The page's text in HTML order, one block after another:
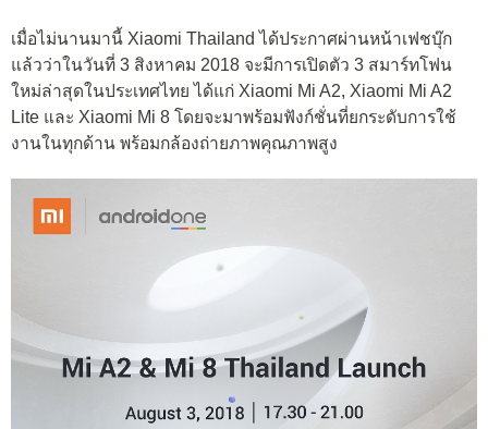
เมื่อไม่นานมานี้ Xiaomi Thailand ได้ประกาศผ่านหน้าเฟชบุ๊ก
แล้วว่าในวันที่ 3 สิงหาคม 2018 จะมีการเปิดตัว 3 สมาร์ทโฟน
ใหม่ล่าสุดในประเทศไทย ได้แก่ Xiaomi Mi A2, Xiaomi Mi A2
Lite และ Xiaomi Mi 8 โดยจะมาพร้อมฟังก์ชั่นที่ยกระดับการใช้
งานในทุกด้าน พร้อมกล้องถ่ายภาพคุณภาพสูง